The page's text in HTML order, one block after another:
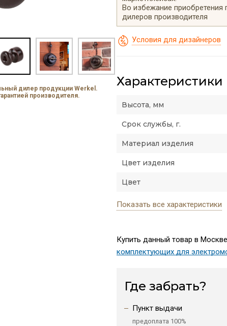
дилер продукции Werkel.
производителя.
Во избежание
дилеров производителя
Условия для дизайнеров
Характеристики
Высота, мм
Срок службы, г.
Материал изделия
Цвет изделия
Цвет
Показать все характеристики
Купить данный товар в
комплектующих для
Где забрать?
Пункт выдачи
предоплата 100%